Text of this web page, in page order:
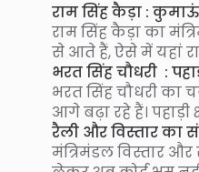
राम सिंह कैड़ा :
राम सिंह कैड़ा का
से आते हैं, ऐसे में यहां
भरत सिंहचौधरी :
भरत सिंह चौधरी का
आगे बढ़ा रहे हैं।
रैली और विस्तार का
मंत्रिमंडल विस्तार